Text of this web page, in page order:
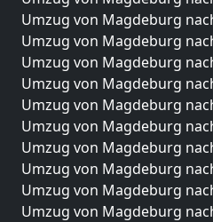
Umzug von Magdeburg
Umzug von Magdeburg
Umzug von Magdeburg
Umzug von Magdeburg
Umzug von Magdeburg
Umzug von Magdeburg
Umzug von Magdeburg
Umzug von Magdeburg
Umzug von Magdeburg
Umzug von Magdeburg